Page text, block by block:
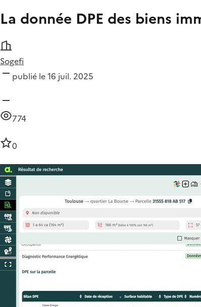
La donnée DPE des biens
Sogefi
publié le 16 juil. 2025
774
0